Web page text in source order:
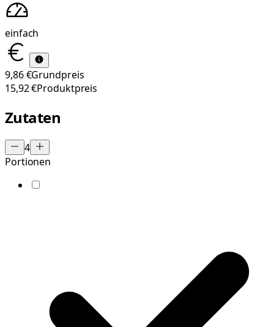
einfach
9,86 €Grundpreis
15,92 €Produktpreis
Zutaten
4
Portionen